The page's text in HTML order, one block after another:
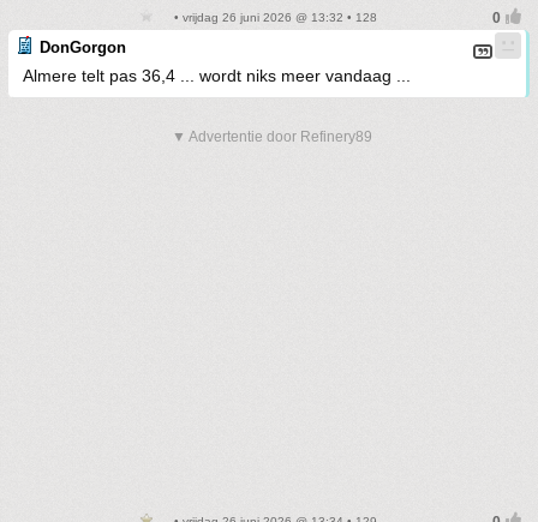
• vrijdag 26 juni 2026 @ 13:32 • 128
DonGorgon
Almere telt pas 36,4 ... wordt niks meer vandaag ...
▼ Advertentie door Refinery89